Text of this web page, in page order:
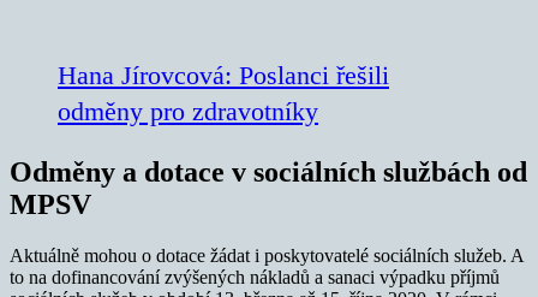
Hana Jírovcová: Poslanci řešili
odměny pro zdravotníky
Odměny a dotace v sociálních službách od
MPSV
Aktuálně mohou o dotace žádat i poskytovatelé sociálních služeb. A
to na dofinancování zvýšených nákladů a sanaci výpadku příjmů